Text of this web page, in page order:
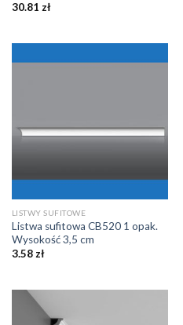
30.81 zł
LISTWY SUFITOWE
Listwa sufitowa CB520 1 opak.
Wysokość 3,5 cm
3.58 zł